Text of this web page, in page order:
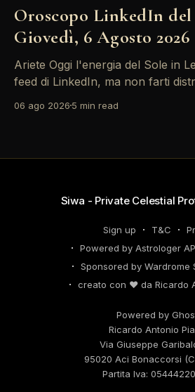
Oroscopo LinkedIn
Giovedì, 6 Agosto 2026
Ariete Oggi l'energia del Sole in Leone illumina il tuo
feed di LinkedIn, ma non farti
tuoi desideri professionali! Giove
06 ago 2026 5 min read
Siwa - Private Celestial
Sign up T&C
Powered by Astrologer
Sponsored by Wardrome
creato con ❤️ da Ricardo
Powered by
Ricardo Antonio
Via Giuseppe
95020 Aci Bonaccorsi
Partita Iva: